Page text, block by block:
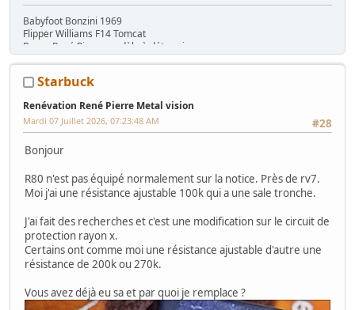
Babyfoot Bonzini 1969
Flipper Williams F14 Tomcat
Borne René Pierre modèle à déterminer....
Starbuck
Renévation René Pierre Metal vision
#28
Mardi 07 Juillet 2026, 07:23:48 AM
Bonjour
R80 n'est pas équipé normalement sur la notice. Près de rv7.
Moi j'ai une résistance ajustable 100k qui a une sale tronche.
J'ai fait des recherches et c'est une modification sur le circuit de
protection rayon x.
Certains ont comme moi une résistance ajustable d'autre une
résistance de 200k ou 270k.
Vous avez déjà eu sa et par quoi je remplace ?